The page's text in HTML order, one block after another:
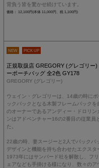
背負う皆を驚かせ続けています。
価格： 12,100円(本体 11,000円、税 1,100円)
NEW PICK UP
正規取扱店 GREGORY (グレゴリー
ーポーチバッグ 全2色 GY178
GREGORY (グレゴリー)
ウェイン・グレゴリーは、14歳の時に
ックパックとなる木製フレームパック
のオーナーであるアンディー・ドロリ
ンはアドベンチャー16の2番目の従業員
た。
22歳の時、妻スージーと2人でバックパ
デザインと機能を持ち合わせたエクスタ
1973年にはサンバード社を解散し、フ
ェアなども手掛ける様になり、数々の